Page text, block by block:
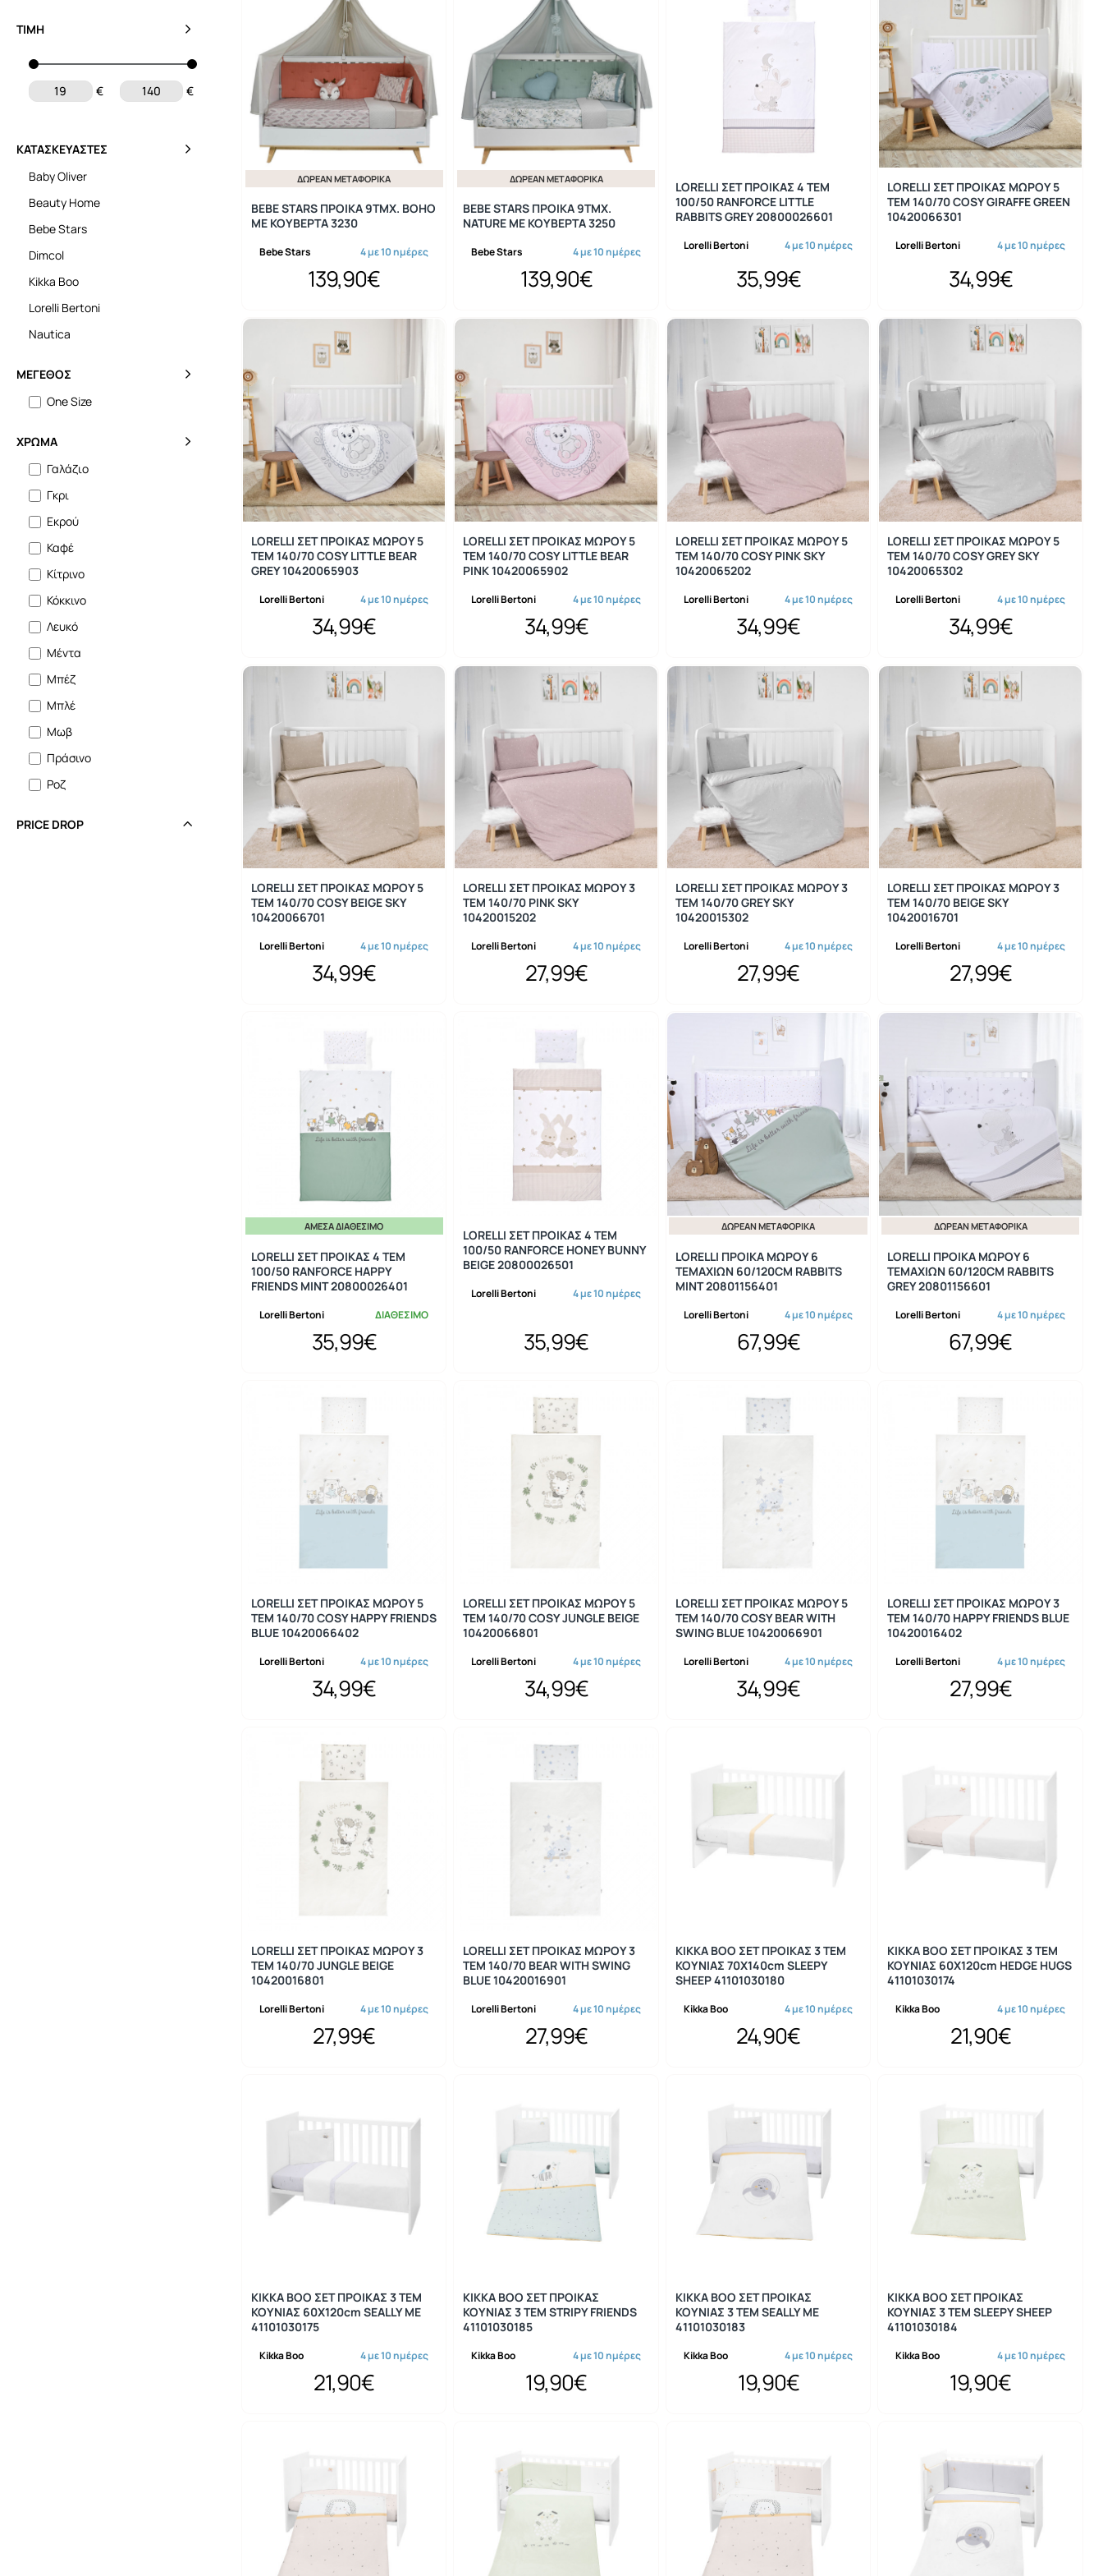
ΤΙΜΉ
€ €
ΚΑΤΑΣΚΕΥΑΣΤΈΣ
Baby Oliver
Beauty Home
Bebe Stars
Dimcol
Kikka Boo
Lorelli Bertoni
Nautica
ΜΈΓΕΘΟΣ
One Size
ΧΡΏΜΑ
Γαλάζιο
Γκρι
Εκρού
Καφέ
Κίτρινο
Κόκκινο
Λευκό
Μέντα
Μπέζ
Μπλέ
Μωβ
Πράσινο
Ροζ
PRICE DROP
ΔΩΡΕΆΝ ΜΕΤΑΦΟΡΙΚΆ
Bebe Stars 4 με 10 ημέρες
BEBE STARS ΠΡΟΙΚΑ 9ΤΜΧ. ΒΟΗΟ
ΜΕ ΚΟΥΒΕΡΤΑ 3230
139,90€
ΔΩΡΕΆΝ ΜΕΤΑΦΟΡΙΚΆ
Bebe Stars 4 με 10 ημέρες
BEBE STARS ΠΡΟΙΚΑ 9ΤΜΧ.
NATURE ΜΕ ΚΟΥΒΕΡΤΑ 3250
139,90€
Lorelli Bertoni 4 με 10 ημέρες
LORELLI ΣΕΤ ΠΡΟΙΚΑΣ 4 ΤΕΜ
100/50 RANFORCE LITTLE
RABBITS GREY 20800026601
35,99€
Lorelli Bertoni 4 με 10 ημέρες
LORELLI ΣΕΤ ΠΡΟΙΚΑΣ ΜΩΡΟΥ 5
ΤΕΜ 140/70 COSY GIRAFFE GREEN
10420066301
34,99€
Lorelli Bertoni 4 με 10 ημέρες
LORELLI ΣΕΤ ΠΡΟΙΚΑΣ ΜΩΡΟΥ 5
ΤΕΜ 140/70 COSY LITTLE BEAR
GREY 10420065903
34,99€
Lorelli Bertoni 4 με 10 ημέρες
LORELLI ΣΕΤ ΠΡΟΙΚΑΣ ΜΩΡΟΥ 5
ΤΕΜ 140/70 COSY LITTLE BEAR
PINK 10420065902
34,99€
Lorelli Bertoni 4 με 10 ημέρες
LORELLI ΣΕΤ ΠΡΟΙΚΑΣ ΜΩΡΟΥ 5
ΤΕΜ 140/70 COSY PINK SKY
10420065202
34,99€
Lorelli Bertoni 4 με 10 ημέρες
LORELLI ΣΕΤ ΠΡΟΙΚΑΣ ΜΩΡΟΥ 5
ΤΕΜ 140/70 COSY GREY SKY
10420065302
34,99€
Lorelli Bertoni 4 με 10 ημέρες
LORELLI ΣΕΤ ΠΡΟΙΚΑΣ ΜΩΡΟΥ 5
ΤΕΜ 140/70 COSY BEIGE SKY
10420066701
34,99€
Lorelli Bertoni 4 με 10 ημέρες
LORELLI ΣΕΤ ΠΡΟΙΚΑΣ ΜΩΡΟΥ 3
ΤΕΜ 140/70 PINK SKY
10420015202
27,99€
Lorelli Bertoni 4 με 10 ημέρες
LORELLI ΣΕΤ ΠΡΟΙΚΑΣ ΜΩΡΟΥ 3
ΤΕΜ 140/70 GREY SKY
10420015302
27,99€
Lorelli Bertoni 4 με 10 ημέρες
LORELLI ΣΕΤ ΠΡΟΙΚΑΣ ΜΩΡΟΥ 3
ΤΕΜ 140/70 BEIGE SKY
10420016701
27,99€
ΆΜΕΣΑ ΔΙΑΘΈΣΙΜΟ
Lorelli Bertoni ΔΙΑΘΕΣΙΜΟ
LORELLI ΣΕΤ ΠΡΟΙΚΑΣ 4 ΤΕΜ
100/50 RANFORCE HAPPY
FRIENDS MINT 20800026401
35,99€
Lorelli Bertoni 4 με 10 ημέρες
LORELLI ΣΕΤ ΠΡΟΙΚΑΣ 4 ΤΕΜ
100/50 RANFORCE HONEY BUNNY
BEIGE 20800026501
35,99€
ΔΩΡΕΆΝ ΜΕΤΑΦΟΡΙΚΆ
Lorelli Bertoni 4 με 10 ημέρες
LORELLI ΠΡΟΙΚΑ ΜΩΡΟΥ 6
ΤΕΜΑΧΙΩΝ 60/120CM RABBITS
MINT 20801156401
67,99€
ΔΩΡΕΆΝ ΜΕΤΑΦΟΡΙΚΆ
Lorelli Bertoni 4 με 10 ημέρες
LORELLI ΠΡΟΙΚΑ ΜΩΡΟΥ 6
ΤΕΜΑΧΙΩΝ 60/120CM RABBITS
GREY 20801156601
67,99€
Lorelli Bertoni 4 με 10 ημέρες
LORELLI ΣΕΤ ΠΡΟΙΚΑΣ ΜΩΡΟΥ 5
ΤΕΜ 140/70 COSY HAPPY FRIENDS
BLUE 10420066402
34,99€
Lorelli Bertoni 4 με 10 ημέρες
LORELLI ΣΕΤ ΠΡΟΙΚΑΣ ΜΩΡΟΥ 5
ΤΕΜ 140/70 COSY JUNGLE BEIGE
10420066801
34,99€
Lorelli Bertoni 4 με 10 ημέρες
LORELLI ΣΕΤ ΠΡΟΙΚΑΣ ΜΩΡΟΥ 5
ΤΕΜ 140/70 COSY BEAR WITH
SWING BLUE 10420066901
34,99€
Lorelli Bertoni 4 με 10 ημέρες
LORELLI ΣΕΤ ΠΡΟΙΚΑΣ ΜΩΡΟΥ 3
ΤΕΜ 140/70 HAPPY FRIENDS BLUE
10420016402
27,99€
Lorelli Bertoni 4 με 10 ημέρες
LORELLI ΣΕΤ ΠΡΟΙΚΑΣ ΜΩΡΟΥ 3
ΤΕΜ 140/70 JUNGLE BEIGE
10420016801
27,99€
Lorelli Bertoni 4 με 10 ημέρες
LORELLI ΣΕΤ ΠΡΟΙΚΑΣ ΜΩΡΟΥ 3
ΤΕΜ 140/70 BEAR WITH SWING
BLUE 10420016901
27,99€
Kikka Boo 4 με 10 ημέρες
KIKKA BOO ΣΕΤ ΠΡΟΙΚΑΣ 3 ΤΕΜ
ΚΟΥΝΙΑΣ 70X140cm SLEEPY
SHEEP 41101030180
24,90€
Kikka Boo 4 με 10 ημέρες
KIKKA BOO ΣΕΤ ΠΡΟΙΚΑΣ 3 ΤΕΜ
ΚΟΥΝΙΑΣ 60X120cm HEDGE HUGS
41101030174
21,90€
Kikka Boo 4 με 10 ημέρες
KIKKA BOO ΣΕΤ ΠΡΟΙΚΑΣ 3 ΤΕΜ
ΚΟΥΝΙΑΣ 60X120cm SEALLY ME
41101030175
21,90€
Kikka Boo 4 με 10 ημέρες
KIKKA BOO ΣΕΤ ΠΡΟΙΚΑΣ
ΚΟΥΝΙΑΣ 3 ΤΕΜ STRIPY FRIENDS
41101030185
19,90€
Kikka Boo 4 με 10 ημέρες
KIKKA BOO ΣΕΤ ΠΡΟΙΚΑΣ
ΚΟΥΝΙΑΣ 3 ΤΕΜ SEALLY ME
41101030183
19,90€
Kikka Boo 4 με 10 ημέρες
KIKKA BOO ΣΕΤ ΠΡΟΙΚΑΣ
ΚΟΥΝΙΑΣ 3 ΤΕΜ SLEEPY SHEEP
41101030184
19,90€